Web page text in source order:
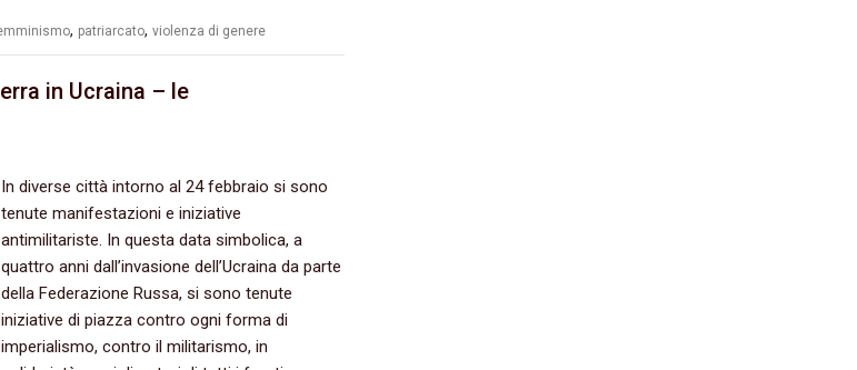
, patriarcato, violenza di genere
in Ucraina – le
In diverse città intorno al 24 febbraio si sono
tenute manifestazioni e iniziative
antimilitariste. In questa data simbolica, a
quattro anni dall’invasione dell’Ucraina da parte
della Federazione Russa, si sono tenute
iniziative di piazza contro ogni forma di
imperialismo, contro il militarismo, in